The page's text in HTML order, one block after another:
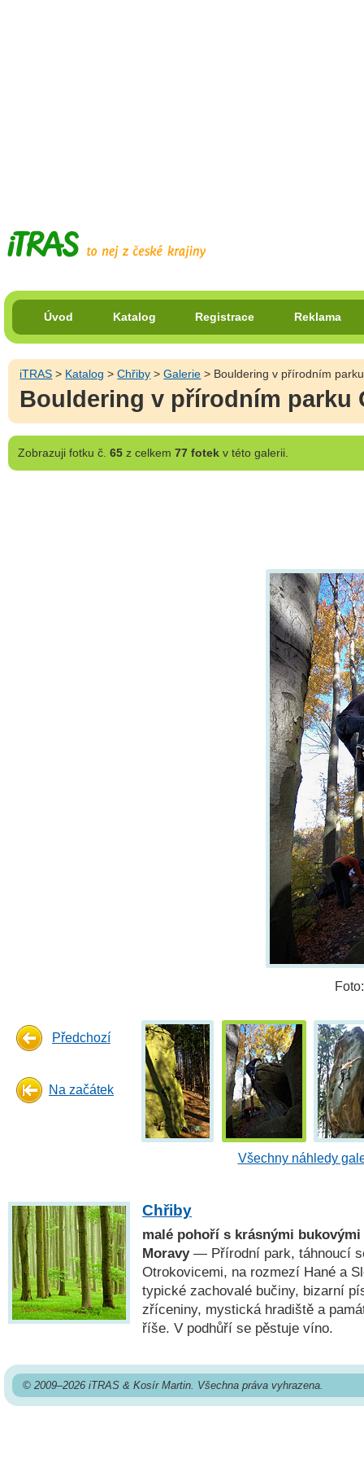
Úvod Katalog Registrace Reklama
iTRAS > Katalog >Chřiby >Galerie > Bouldering v přírodním
Bouldering v přírodním parku
Zobrazujifotku č. 65z celkem 77 fotekv této galerii.
Předchozí
Na začátek
Všechny náhledy
Chřiby
malé pohoří s krásnými
Moravy— Přírodní park, táhnoucí
Otrokovicemi, na rozmezí Hané a
typické zachovalé bučiny, bizarní
zříceniny, mystická hradiště a
říše. V podhůří se pěstuje víno.
© 2009–2026 iTRAS & Kosír Martin. Všechna práva vyhrazena.